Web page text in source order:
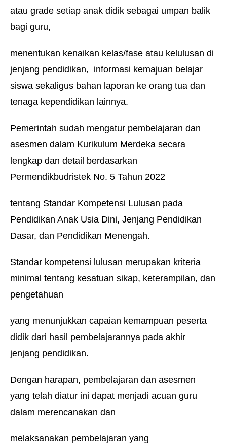
atau grade setiap anak didik sebagai umpan balik
bagi guru,
menentukan kenaikan kelas/fase atau kelulusan di
jenjang pendidikan, informasi kemajuan belajar
siswa sekaligus bahan laporan ke orang tua dan
tenaga kependidikan lainnya.
Pemerintah sudah mengatur pembelajaran dan
asesmen dalam Kurikulum Merdeka secara
lengkap dan detail berdasarkan
Permendikbudristek No. 5 Tahun 2022
tentang Standar Kompetensi Lulusan pada
Pendidikan Anak Usia Dini, Jenjang Pendidikan
Dasar, dan Pendidikan Menengah.
Standar kompetensi lulusan merupakan kriteria
minimal tentang kesatuan sikap, keterampilan, dan
pengetahuan
yang menunjukkan capaian kemampuan peserta
didik dari hasil pembelajarannya pada akhir
jenjang pendidikan.
Dengan harapan, pembelajaran dan asesmen
yang telah diatur ini dapat menjadi acuan guru
dalam merencanakan dan
melaksanakan pembelajaran yang